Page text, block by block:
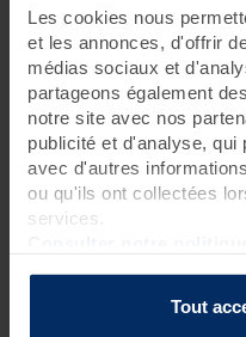
Les cookies nous
et les annonces, d'offrir
médias sociaux et
partageons également
notre site avec nos
publicité et d'analyse,
avec d'autres
ou qu'ils ont collectées
services.
Tout
Programme des soins
Soins thalasso
2 bains hydromassants
d'algues ?
1 enveloppement de
d'eau chauffant ?
2 séances de
1 hydrorelax ?
1 hydromassage manuel